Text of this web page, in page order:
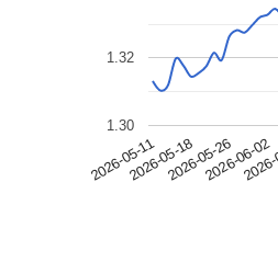
2026-05-112026-05-182026-05-262026-06-02
1.30
1.32